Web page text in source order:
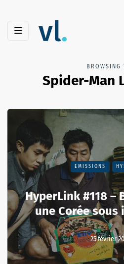
BROWSING
Spider-Man
EMISSIONS
HyperLink #118 –
une Corée sous
25 février